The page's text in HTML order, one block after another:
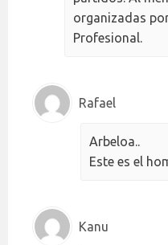
organizadas
Profesional.
Rafael
Arbeloa..
Este es el
Kanu